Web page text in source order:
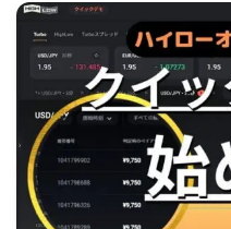
ザオプション
ゼントレーダー
ブビンガバイナリー
ファイブスターズマーケ
初回キャッシュバック